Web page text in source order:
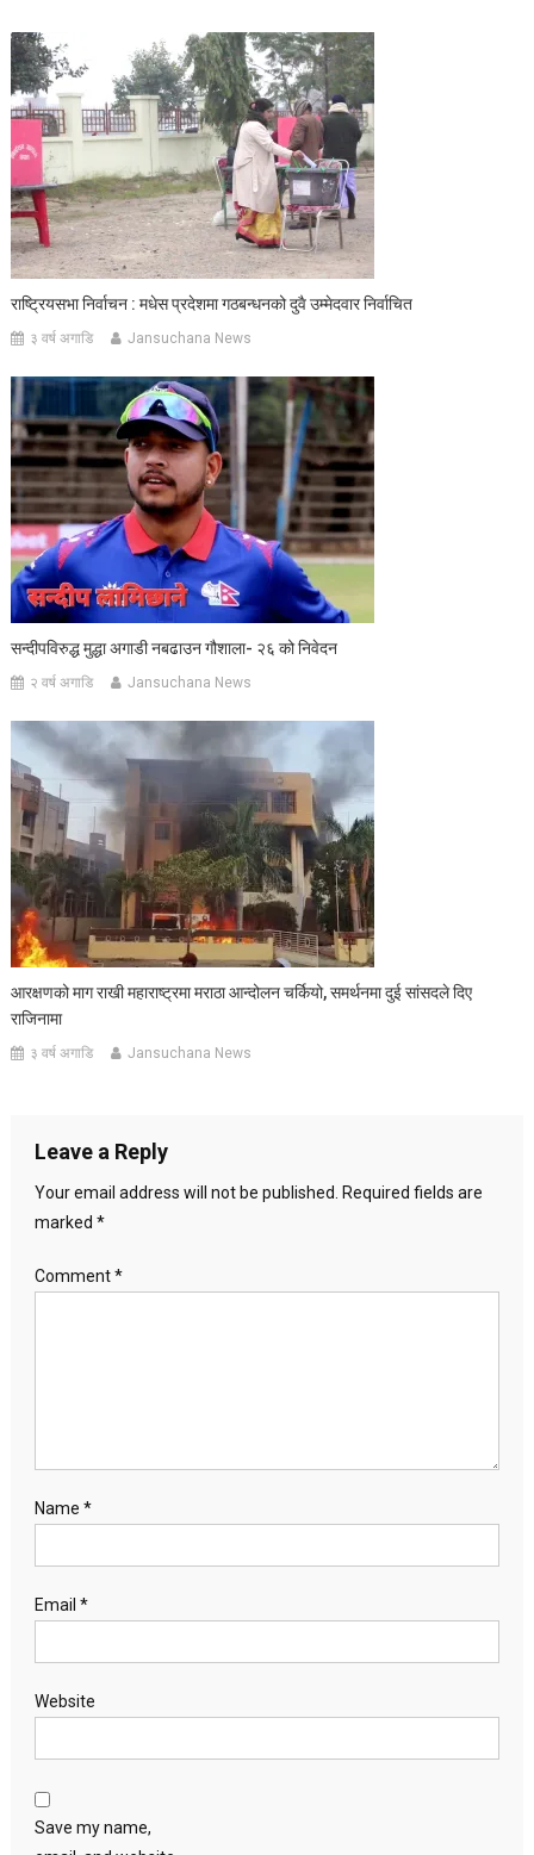
राष्ट्रियसभा निर्वाचन : मधेस प्रदेशमा गठबन्धनको दुवै उम्मेदवार निर्वाचित
३ वर्ष अगाडि Jansuchana News
सन्दीपविरुद्ध मुद्धा अगाडी नबढाउन गौशाला- २६ को निवेदन
२ वर्ष अगाडि Jansuchana News
आरक्षणको माग राखी महाराष्ट्रमा मराठा आन्दोलन चर्कियो, समर्थनमा दुई सांसदले दिए
राजिनामा
३ वर्ष अगाडि Jansuchana News
Leave a Reply
Your email address will not be published. Required fields are
marked *
Comment*
Name *
Email *
Website
Save my name,